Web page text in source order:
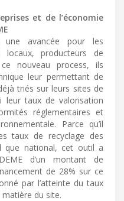
et de l’économie
une avancée pour les
locaux, producteurs de
nouveau process, ils
leur permettant de
triés sur leurs sites de
leur taux de valorisation
réglementaires et
Parce qu’il
taux de recyclage des
que national, cet outil a
d’un montant de
de 28% sur ce
par l’atteinte du taux
du site.